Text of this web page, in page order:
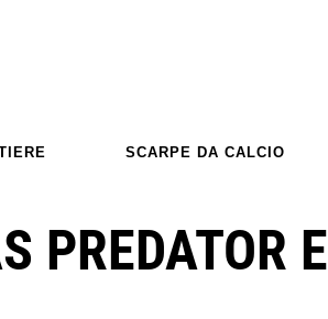
SCARPE DA CALCIO
PREDATOR